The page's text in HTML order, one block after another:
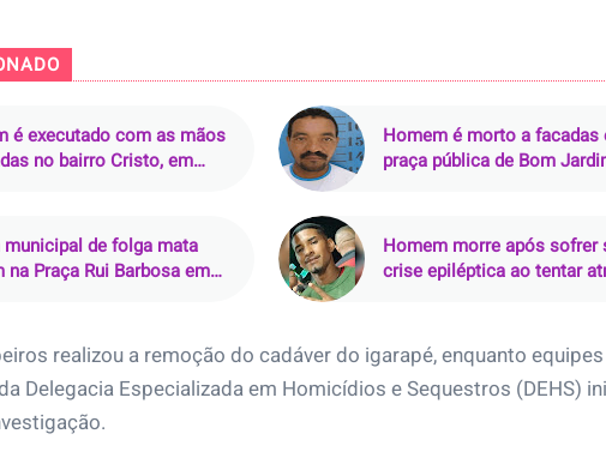
é executado com as mãos
no bairro Cristo, em
Homem é morto a facadas
praça pública de Bom
municipal de folga mata
na Praça Rui Barbosa em
Homem morre após sofrer
crise epiléptica ao tentar
realizou a remoção do cadáver do igarapé, enquanto
Delegacia Especializada em Homicídios e Sequestros (DEHS)